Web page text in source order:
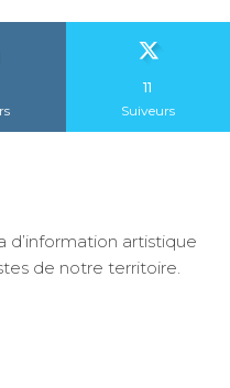
11
Suiveurs
artistique
de notre territoire.